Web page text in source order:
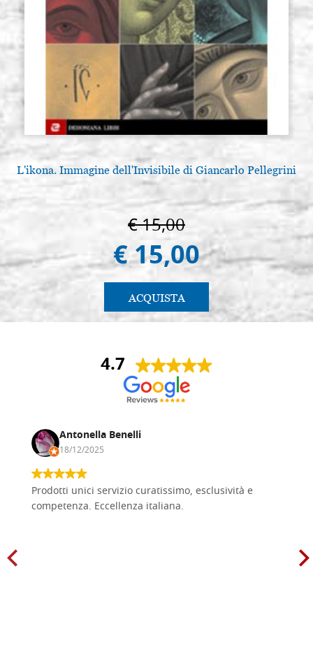
L'ikona. Immagine dell'Invisibile di Giancarlo Pellegrini
€ 15,00
€ 15,00
ACQUISTA
4.7
Antonella Benelli
18/12/2025
Prodotti unici servizio curatissimo, esclusività e
competenza. Eccellenza italiana.